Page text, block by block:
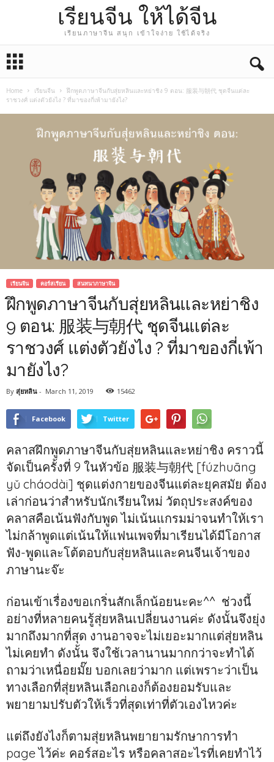
เรียนจีน ให้ได้จีน
เรียนภาษาจีน สนุก เข้าใจง่าย ใช้ได้จริง
Home เรียนจีน
ฝึกพูดภาษาจีนกับสุ่ยหลินและหย่าชิง 9 ตอน: 服装与朝代 ชุดจีนแต่ละ
ราชวงศ์ แต่งตัวยังไง ? ที่มาของกี่เพ้ามายังไง?
เรียนจีน คอร์สเรียน สนทนาภาษาจีน
ฝึกพูดภาษาจีนกับสุ่ยหลินและหย่าชิง
9 ตอน: 服装与朝代 ชุดจีนแต่ละ
ราชวงศ์ แต่งตัวยังไง ? ที่มาของกี่เพ้า
มายังไง?
By สุ่ยหลิน - March 11, 2019 15462
Facebook Twitter
คลาสฝึกพูดภาษาจีนกับสุ่ยหลินและหย่าชิง คราวนี้
จัดเป็นครั้งที่ 9 ในหัวข้อ 服装与朝代 [fúzhuāng
yǔ cháodài] ชุดแต่งกายของจีนแต่ละยุคสมัย ต้อง
เล่าก่อนว่าสำหรับนักเรียนใหม่ วัตถุประสงค์ของ
คลาสคือเน้นฟังกับพูด ไม่เน้นแกรมม่าจนทำให้เรา
ไม่กล้าพูดแต่เน้นให้แฟนเพจที่มาเรียนได้มีโอกาส
ฟัง-พูดและโต้ตอบกับสุ่ยหลินและคนจีนเจ้าของ
ภาษานะจ๊ะ
ก่อนเข้าเรื่องขอเกริ่นสักเล็กน้อยนะคะ^^ ช่วงนี้
อย่างที่หลายคนรู้สุ่ยหลินเปลี่ยนงานค่ะ ดังนั้นจึงยุ่ง
มากถึงมากที่สุด งานอาจจะไม่เยอะมากแต่สุ่ยหลิน
ไม่เคยทำ ดังนั้น จึงใช้เวลานานมากกว่าจะทำได้
ถามว่าเหนื่อยมั๊ย บอกเลยว่ามาก แต่เพราะว่าเป็น
ทางเลือกที่สุ่ยหลินเลือกเองก็ต้องยอมรับและ
พยายามปรับตัวให้เร็วที่สุดเท่าที่ตัวเองไหวค่ะ
แต่ถึงยังไงก็ตามสุ่ยหลินพยายามรักษาการทำ
page ไว้ค่ะ คอร์สอะไร หรือคลาสอะไรที่เคยทำไว้